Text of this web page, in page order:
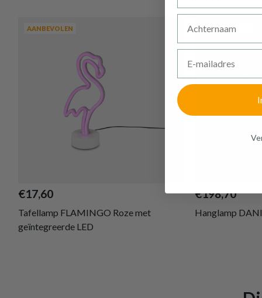
AANBEVOLEN
€17,60
Tafellamp FLAMINGO Roze met
geïntegreerde LED
AANBEVOLEN
€198,70
Hanglamp